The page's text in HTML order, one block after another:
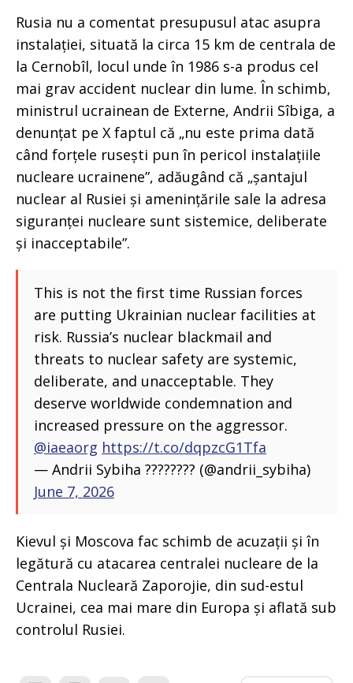
Rusia nu a comentat presupusul atac asupra
instalației, situată la circa 15 km de centrala de
la Cernobîl, locul unde în 1986 s-a produs cel
mai grav accident nuclear din lume. În schimb,
ministrul ucrainean de Externe, Andrii Sîbiga, a
denunțat pe X faptul că „nu este prima dată
când forțele rusești pun în pericol instalațiile
nucleare ucrainene”, adăugând că „șantajul
nuclear al Rusiei și amenințările sale la adresa
siguranței nucleare sunt sistemice, deliberate
și inacceptabile”.
This is not the first time Russian forces
are putting Ukrainian nuclear facilities at
risk. Russia’s nuclear blackmail and
threats to nuclear safety are systemic,
deliberate, and unacceptable. They
deserve worldwide condemnation and
increased pressure on the aggressor.
@iaeaorg https://t.co/dqpzcG1Tfa
— Andrii Sybiha ???????? (@andrii_sybiha)
June 7, 2026
Kievul și Moscova fac schimb de acuzații și în
legătură cu atacarea centralei nucleare de la
Centrala Nucleară Zaporojie, din sud-estul
Ucrainei, cea mai mare din Europa și aflată sub
controlul Rusiei.